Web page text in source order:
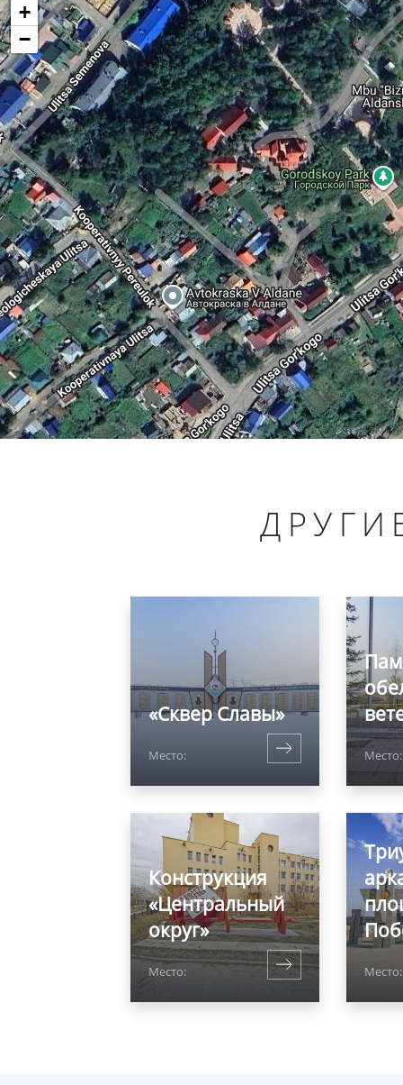
+
−
«Сквер Славы»
Место: Место:
Конструкция
«Центральный
округ»
Место: Место: